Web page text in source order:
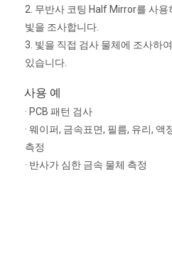
2. 무반사 코팅 Half Mirror를 사
빛을 조사합니다.
3. 빛을 직접 검사 물체에 조사하
있습니다.
사용 예
· PCB 패턴 검사
· 웨이퍼, 금속표면, 필름, 유리,
측정
· 반사가 심한 금속 물체 측정